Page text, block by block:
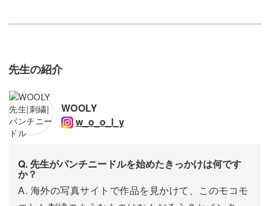
先生の紹介
WOOLY
w_o_o_l_y
Q. 先生がパンチニードルを始めたきっかけは何です
か？
A. 海外の写真サイトで作品を見かけて、このモコモ